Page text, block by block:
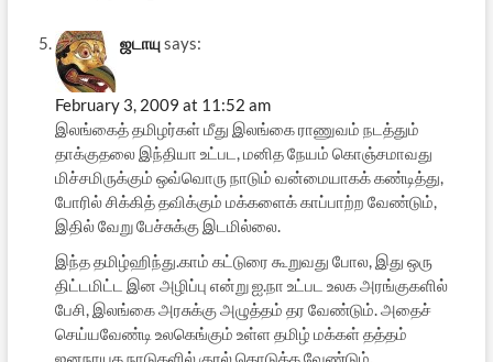
ஜடாயுsays:
February 3, 2009 at 11:52 am
இலங்கைத் தமிழர்கள் மீது இலங்கை ராணுவம் நடத்தும்
தாக்குதலை இந்தியா உட்பட, மனித நேயம் கொஞ்சமாவது
மிச்சமிருக்கும் ஒவ்வொரு நாடும் வன்மையாகக் கண்டித்து,
போரில் சிக்கித் தவிக்கும் மக்களைக் காப்பாற்ற வேண்டும்,
இதில் வேறு பேச்சுக்கு இடமில்லை.
இந்த தமிழ்ஹிந்து.காம் கட்டுரை கூறுவது போல, இது ஒரு
திட்டமிட்ட இன அழிப்பு என்று ஐ.நா உட்பட உலக அரங்குகளில்
பேசி, இலங்கை அரசுக்கு அழுத்தம் தர வேண்டும். அதைச்
செய்யவேண்டி உலகெங்கும் உள்ள தமிழ் மக்கள் தத்தம்
ஜனநாயக நாடுகளில் குரல் கொடுக்க வேண்டும்.